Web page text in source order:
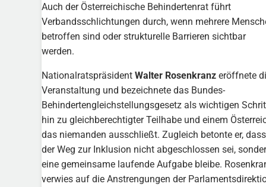
Auch der Österreichische Behindertenrat führt
Verbandsschlichtungen durch, wenn mehrere
betroffen sind oder strukturelle Barrieren sichtbar
werden.
Nationalratspräsident Walter Rosenkranzeröffnete
Veranstaltung und bezeichnete das Bundes-
Behindertengleichstellungsgesetz als wichtigen
hin zu gleichberechtigter Teilhabe und einem
das niemanden ausschließt. Zugleich betonte er, dass
der Weg zur Inklusion nicht abgeschlossen sei,
eine gemeinsame laufende Aufgabe bleibe.
verwies auf die Anstrengungen der